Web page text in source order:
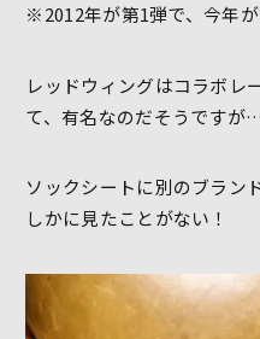
※2012年が第1弾で、今年が
レッドウィングはコラボレ
て、有名なのだそうですが…
ソックシートに別のブラン
しかに見たことがない！